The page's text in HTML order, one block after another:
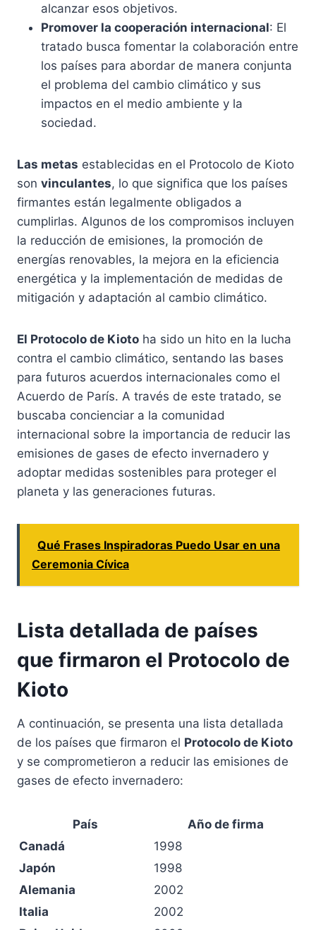
alcanzar esos objetivos.
Promover la cooperación internacional: El
tratado busca fomentar la colaboración entre
los países para abordar de manera conjunta
el problema del cambio climático y sus
impactos en el medio ambiente y la
sociedad.
Las metas establecidas en el Protocolo de Kioto
son vinculantes, lo que significa que los países
firmantes están legalmente obligados a
cumplirlas. Algunos de los compromisos incluyen
la reducción de emisiones, la promoción de
energías renovables, la mejora en la eficiencia
energética y la implementación de medidas de
mitigación y adaptación al cambio climático.
El Protocolo de Kioto ha sido un hito en la lucha
contra el cambio climático, sentando las bases
para futuros acuerdos internacionales como el
Acuerdo de París. A través de este tratado, se
buscaba concienciar a la comunidad
internacional sobre la importancia de reducir las
emisiones de gases de efecto invernadero y
adoptar medidas sostenibles para proteger el
planeta y las generaciones futuras.
Qué Frases Inspiradoras Puedo Usar en una
Ceremonia Cívica
Lista detallada de países
que firmaron el Protocolo de
Kioto
A continuación, se presenta una lista detallada
de los países que firmaron el Protocolo de Kioto
y se comprometieron a reducir las emisiones de
gases de efecto invernadero:
País
Año de firma
Canadá
1998
Japón
1998
Alemania
2002
Italia
2002